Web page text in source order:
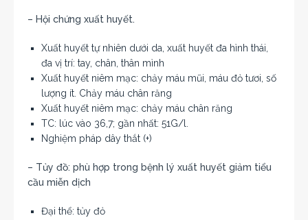
– Hội chứng xuất huyết.
Xuất huyết tự nhiên dưới da, xuất huyết đa hình thái,
đa vị trí: tay, chân, thân mình
Xuất huyết niêm mạc: chảy máu mũi, máu đỏ tươi, số
lượng ít. Chảy máu chân răng
Xuất huyết niêm mạc: chảy máu chân răng
TC: lúc vào 36,7; gần nhất: 51G/l.
Nghiệm pháp dây thắt (+)
– Tủy đồ: phù hợp trong bệnh lý xuất huyết giảm tiểu
cầu miễn dịch
Đại thể: tủy đỏ